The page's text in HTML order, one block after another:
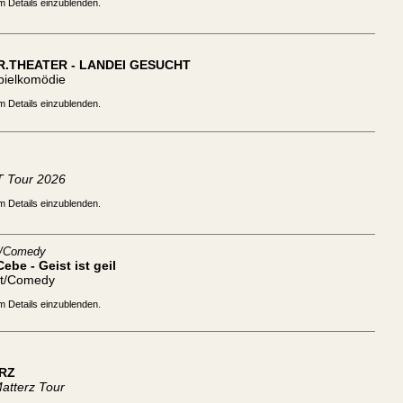
Details einzublenden.
- LANDEI GESUCHT
Details einzublenden.
Tour 2026
Details einzublenden.
- Geist ist geil
Comedy
Details einzublenden.
Tour